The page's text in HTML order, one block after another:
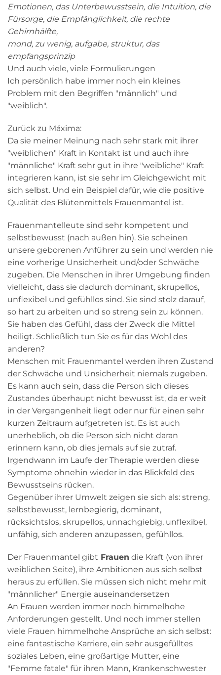
Emotionen, das Unterbewusstsein, die Intuition, die
Fürsorge, die Empfänglichkeit, die rechte
Gehirnhälfte,
mond, zu wenig, aufgabe, struktur, das
empfangsprinzip
Und auch viele, viele Formulierungen
Ich persönlich habe immer noch ein kleines
Problem mit den Begriffen "männlich" und
"weiblich".
Zurück zu Máxima:
Da sie meiner Meinung nach sehr stark mit ihrer
"weiblichen" Kraft in Kontakt ist und auch ihre
"männliche" Kraft sehr gut in ihre "weibliche" Kraft
integrieren kann, ist sie sehr im Gleichgewicht mit
sich selbst. Und ein Beispiel dafür, wie die positive
Qualität des Blütenmittels Frauenmantel ist.
Frauenmantelleute sind sehr kompetent und
selbstbewusst (nach außen hin). Sie scheinen
unsere geborenen Anführer zu sein und werden nie
eine vorherige Unsicherheit und/oder Schwäche
zugeben. Die Menschen in ihrer Umgebung finden
vielleicht, dass sie dadurch dominant, skrupellos,
unflexibel und gefühllos sind. Sie sind stolz darauf,
so hart zu arbeiten und so streng sein zu können.
Sie haben das Gefühl, dass der Zweck die Mittel
heiligt. Schließlich tun Sie es für das Wohl des
anderen?
Menschen mit Frauenmantel werden ihren Zustand
der Schwäche und Unsicherheit niemals zugeben.
Es kann auch sein, dass die Person sich dieses
Zustandes überhaupt nicht bewusst ist, da er weit
in der Vergangenheit liegt oder nur für einen sehr
kurzen Zeitraum aufgetreten ist. Es ist auch
unerheblich, ob die Person sich nicht daran
erinnern kann, ob dies jemals auf sie zutraf.
Irgendwann im Laufe der Therapie werden diese
Symptome ohnehin wieder in das Blickfeld des
Bewusstseins rücken.
Gegenüber ihrer Umwelt zeigen sie sich als: streng,
selbstbewusst, lernbegierig, dominant,
rücksichtslos, skrupellos, unnachgiebig, unflexibel,
unfähig, sich anderen anzupassen, gefühllos.
Der Frauenmantel gibt Frauen die Kraft (von ihrer
weiblichen Seite), ihre Ambitionen aus sich selbst
heraus zu erfüllen. Sie müssen sich nicht mehr mit
"männlicher" Energie auseinandersetzen
An Frauen werden immer noch himmelhohe
Anforderungen gestellt. Und noch immer stellen
viele Frauen himmelhohe Ansprüche an sich selbst:
eine fantastische Karriere, ein sehr ausgefülltes
soziales Leben, eine großartige Mutter, eine
"Femme fatale" für ihren Mann, Krankenschwester